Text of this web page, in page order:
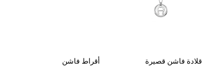
قلادة فاشن قصيرة أقراط فاشن